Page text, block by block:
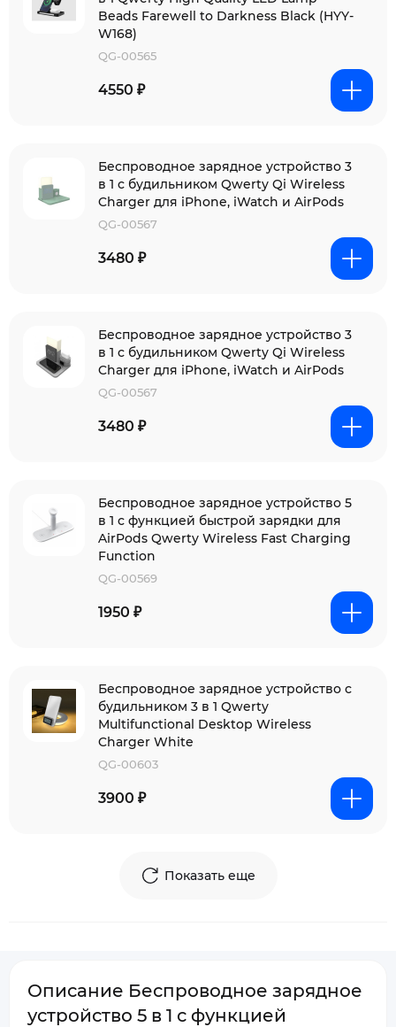
Beads Farewell to Darkness Black (HYY-
W168)
QG-00565
4550 ₽
Беспроводное зарядное устройство 3
в 1 с будильником Qwerty Qi Wireless
Charger для iPhone, iWatch и AirPods
QG-00567
3480 ₽
Беспроводное зарядное устройство 3
в 1 с будильником Qwerty Qi Wireless
Charger для iPhone, iWatch и AirPods
QG-00567
3480 ₽
Беспроводное зарядное устройство 5
в 1 с функцией быстрой зарядки для
AirPods Qwerty Wireless Fast Charging
Function
QG-00569
1950 ₽
Беспроводное зарядное устройство с
будильником 3 в 1 Qwerty
Multifunctional Desktop Wireless
Charger White
QG-00603
3900 ₽
Показать еще
Описание Беспроводное зарядное
устройство 5 в 1 с функцией